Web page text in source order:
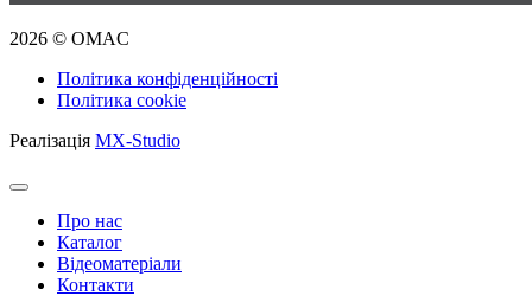
2026 © OMAC
Політика конфіденційності
Політика cookie
Реалізація MX-Studio
Про нас
Каталог
Відеоматеріали
Контакти